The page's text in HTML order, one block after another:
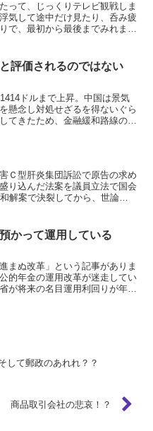
って、じっくりテレビ観戦しま
気して途中だけ見たり、呑み疲
で、最初から最後までみれませ
評価されるのではない
ドルまで上昇。中国は景気
懸念し対処せざるを得ないぐら
てきたため、金融緩和路線の転
Ｃ型肝炎集団訴訟で原告の求め
り込んだ法案を議員立法で国会
解案で決裂してから、世論の
かって運用している
ぬ改革」という記事がありま
的年金の運用改革が迷走してい
が将来の名目運用利回りが年
して郵政のあれれ？？
商品取引会社の悲哀！？